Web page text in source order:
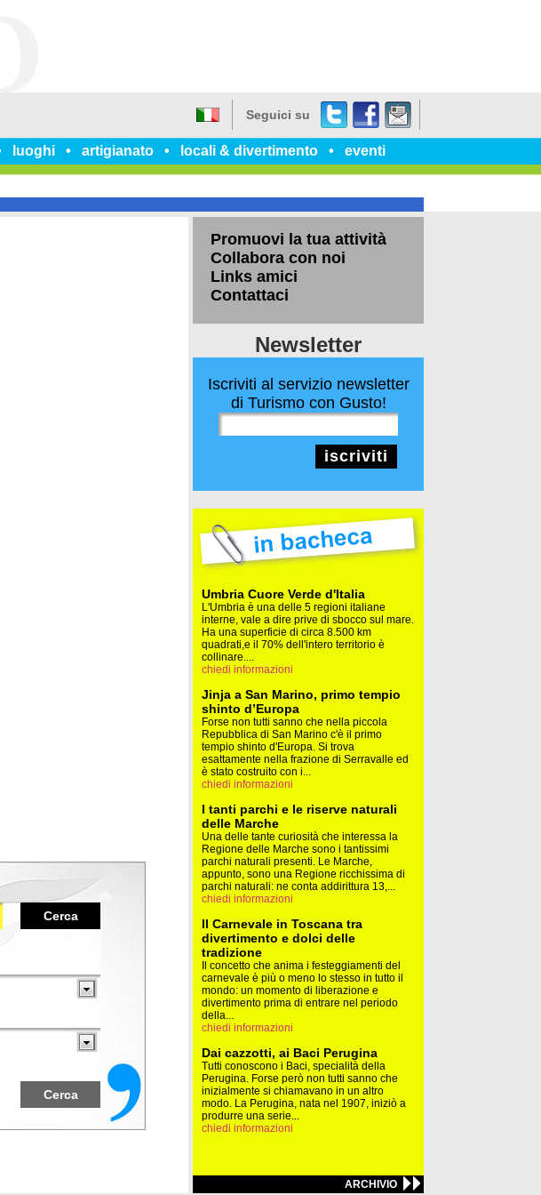
luoghi artigianato locali & divertimento eventi
Seguici su TwitterFacebook
un
Cerca
Cerca
Promuovi la tua attività
Collabora con noi
Links amici
Contattaci
Newsletter
Iscriviti al servizio newsletter
di Turismo con Gusto!
iscriviti
Umbria Cuore Verde d'Italia
L'Umbria è una delle 5 regioni italiane
interne, vale a dire prive di sbocco sul mare.
Ha una superficie di circa 8.500 km
quadrati,e il 70% dell'intero territorio è
collinare....
chiedi informazioni
Jinja a San Marino, primo tempio
shinto d’Europa
Forse non tutti sanno che nella piccola
Repubblica di San Marino c'è il primo
tempio shinto d'Europa. Si trova
esattamente nella frazione di Serravalle ed
è stato costruito con i...
chiedi informazioni
I tanti parchi e le riserve naturali
delle Marche
Una delle tante curiosità che interessa la
Regione delle Marche sono i tantissimi
parchi naturali presenti. Le Marche,
appunto, sono una Regione ricchissima di
parchi naturali: ne conta addirittura 13,...
chiedi informazioni
Il Carnevale in Toscana tra
divertimento e dolci delle
tradizione
Il concetto che anima i festeggiamenti del
carnevale è più o meno lo stesso in tutto il
mondo: un momento di liberazione e
divertimento prima di entrare nel periodo
della...
chiedi informazioni
Dai cazzotti, ai Baci Perugina
Tutti conoscono i Baci, specialità della
Perugina. Forse però non tutti sanno che
inizialmente si chiamavano in un altro
modo. La Perugina, nata nel 1907, iniziò a
produrre una serie...
chiedi informazioni
ARCHIVIO